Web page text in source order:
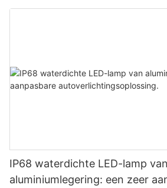
IP68 waterdichte LED-lamp van
aluminiumlegering: een zeer